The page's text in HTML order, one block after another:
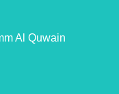
Al Quwain